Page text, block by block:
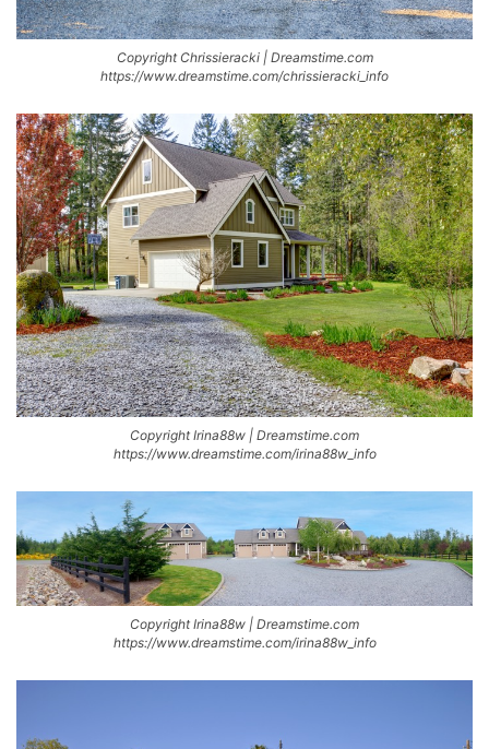
Copyright Chrissieracki | Dreamstime.com
https://www.dreamstime.com/chrissieracki_info
Copyright Irina88w | Dreamstime.com
https://www.dreamstime.com/irina88w_info
Copyright Irina88w | Dreamstime.com
https://www.dreamstime.com/irina88w_info